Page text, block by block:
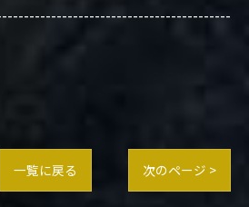
一覧に戻る 次のページ >